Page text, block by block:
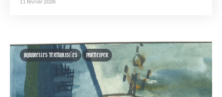
11 février 2026
AQUARELLES TEXTUALISÉES PARTICIPER